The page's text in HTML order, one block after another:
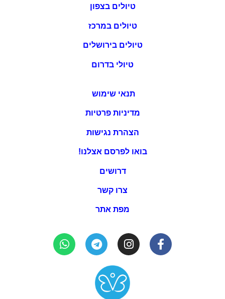
טיולים בצפון
טיולים במרכז
טיולים בירושלים
טיולי בדרום
תנאי שימוש
מדיניות פרטיות
הצהרת נגישות
בואו לפרסם אצלנו!
דרושים
צרו קשר
מפת אתר